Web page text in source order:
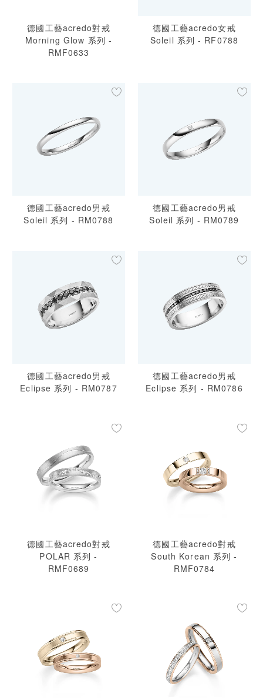
德國工藝acredo對戒
Morning Glow 系列 -
RMF0633
德國工藝acredo女戒
Soleil 系列 - RF0788
德國工藝acredo男戒
Soleil 系列 - RM0788
德國工藝acredo男戒
Soleil 系列 - RM0789
德國工藝acredo男戒
Eclipse 系列 - RM0787
德國工藝acredo男戒
Eclipse 系列 - RM0786
德國工藝acredo對戒
POLAR 系列 -
RMF0689
德國工藝acredo對戒
South Korean 系列 -
RMF0784